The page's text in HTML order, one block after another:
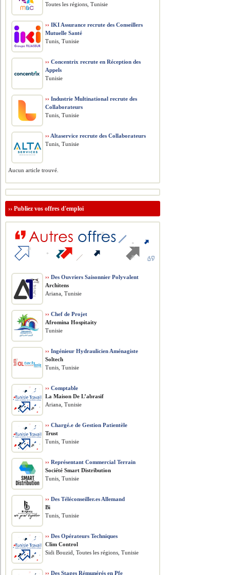
Toutes les régions, Tunisie
›› IKI Assurance recrute des Conseillers
Mutuelle Santé
Tunis, Tunisie
›› Concentrix recrute en Réception des
Appels
Tunisie
›› Industrie Multinational recrute des
Collaborateurs
Tunis, Tunisie
›› Altaservice recrute des Collaborateurs
Tunis, Tunisie
Aucun article trouvé.
››Publiez vos offres d'emploi
›› Des Ouvriers Saisonnier Polyvalent
Architens
Ariana, Tunisie
›› Chef de Projet
Afromina Hospitaity
Tunisie
›› Ingénieur Hydraulicien Aménagiste
Soltech
Tunis, Tunisie
›› Comptable
La Maison De L’abrasif
Ariana, Tunisie
›› Chargé.e de Gestion Patientèle
Trust
Tunis, Tunisie
›› Représentant Commercial Terrain
Société Smart Distribution
Tunis, Tunisie
›› Des Téléconseiller.es Allemand
Bi
Tunis, Tunisie
›› Des Opérateurs Techniques
Clim Control
Sidi Bouzid, Toutes les régions, Tunisie
›› Des Stages Rémunérés en Pfe